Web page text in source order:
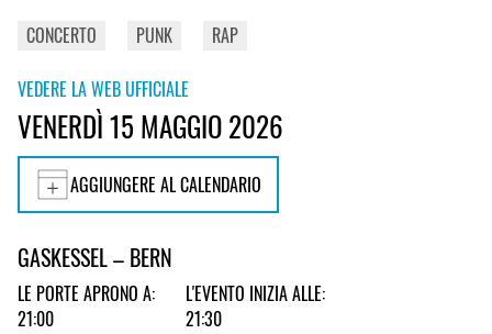
CONCERTO
PUNK RAP
VEDERE LA WEB UFFICIALE
VENERDÌ 15 MAGGIO 2026
AGGIUNGERE AL CALENDARIO
GASKESSEL – BERN
LE PORTE APRONO A:
21:00
L'EVENTO INIZIA ALLE:
21:30